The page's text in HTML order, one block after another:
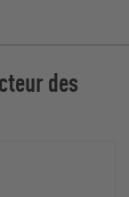
des